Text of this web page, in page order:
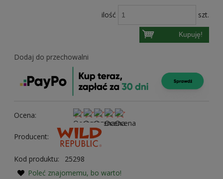
ilość szt.
Kupuję!
Dodaj do przechowalni
Ocena:
Producent:
Kod produktu:
25298
Poleć znajomemu, bo warto!